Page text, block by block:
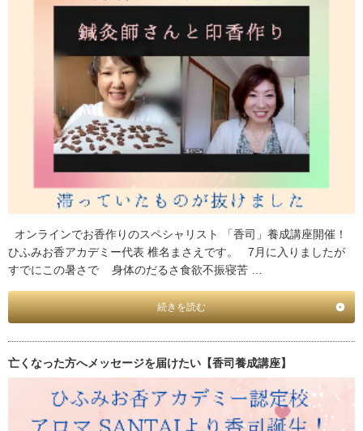
オンラインでお香作りのスペシャリスト 「香司」養成講座開催！
ひふみお香アカデミー代表 椎名まさえです。 7月に入りましたが
すでにこの暑さで 身体のだるさ食欲不振寝苦 …
続きを読む
亡くなった方へメッセージを届けたい【香司養成講座】